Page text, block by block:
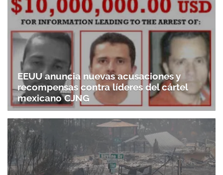
EEUU anuncia nuevas acusaciones y
recompensas contra líderes del cártel
mexicano CJNG